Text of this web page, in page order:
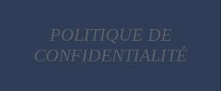
POLITIQUE DE
CONFIDENTIALITÉ